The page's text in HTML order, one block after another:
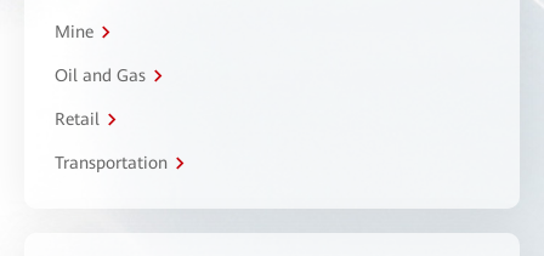
Mine
Oil and Gas
Retail
Transportation